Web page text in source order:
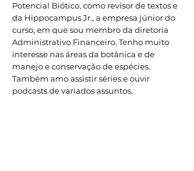
Potencial Biótico, como revisor de textos e
da Hippocampus Jr., a empresa júnior do
curso, em que sou membro da diretoria
Administrativo Financeiro. Tenho muito
interesse nas áreas da botânica e de
manejo e conservação de espécies.
Também amo assistir séries e ouvir
podcasts de variados assuntos.